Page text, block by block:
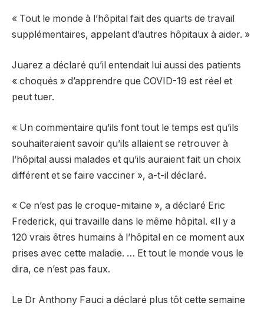
« Tout le monde à l’hôpital fait des quarts de travail
supplémentaires, appelant d’autres hôpitaux à aider. »
Juarez a déclaré qu’il entendait lui aussi des patients
« choqués » d’apprendre que COVID-19 est réel et
peut tuer.
« Un commentaire qu’ils font tout le temps est qu’ils
souhaiteraient savoir qu’ils allaient se retrouver à
l’hôpital aussi malades et qu’ils auraient fait un choix
différent et se faire vacciner », a-t-il déclaré.
« Ce n’est pas le croque-mitaine », a déclaré Eric
Frederick, qui travaille dans le même hôpital. «Il y a
120 vrais êtres humains à l’hôpital en ce moment aux
prises avec cette maladie. … Et tout le monde vous le
dira, ce n’est pas faux.
Le Dr Anthony Fauci a déclaré plus tôt cette semaine